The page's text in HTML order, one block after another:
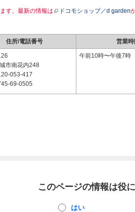
す。最新の情報は ドコモショップ／d garden
住所/電話番号 営業時
市南花内248
053-417
69-0505
午前10時〜午後7時
このページの情報は役
はい